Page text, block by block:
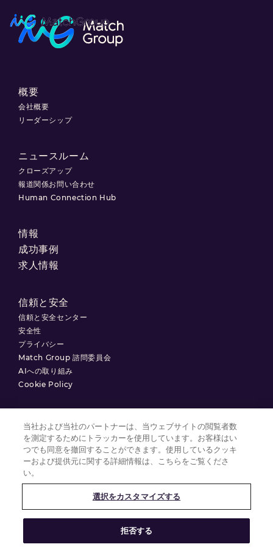
概要
会社概要
リーダーシップ
ニュースルーム
クローズアップ
報道関係お問い合わせ
Human Connection Hub
情報
成功事例
求人情報
信頼と安全
信頼と安全センター
安全性
プライバシー
Match Group 諮問委員会
AIへの取り組み
Cookie Policy
利用規約
プライバシーポリシー
クッキーの設定
無断複製禁止。MATCH GROUP、 MGロゴ、MG Blue-Gradient Thread
は、Match Group Americas, LLCの商標です。その他すべての商標は、それ
当社および当社のパートナーは、当ウェブサイトの閲覧者数
を測定するためにトラッカーを使用しています。お客様はい
つでも同意を撤回することができます。使用しているクッキ
ーおよび提供元に関する詳細情報は、こちらをご覧くださ
い。
選択をカスタマイズする
拒否する